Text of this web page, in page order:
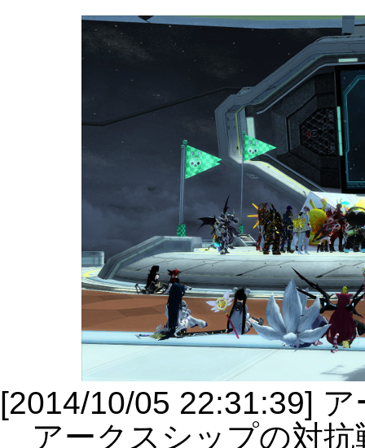
[2014/10/05 22:31:39]
アークスシップの対抗